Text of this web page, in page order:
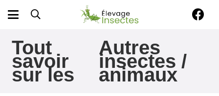
Tout
savoir
sur les
Autres
insectes /
animaux